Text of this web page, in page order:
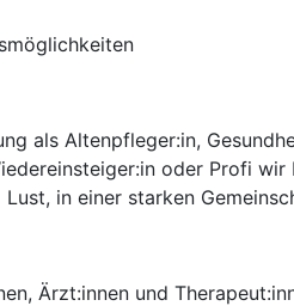
als Altenpfleger:in,
oder Profi
in einer starken
Ärzt:innen und